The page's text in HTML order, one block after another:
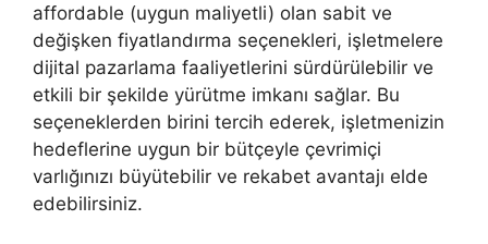
affordable (uygun maliyetli) olan sabit ve
değişken fiyatlandırma seçenekleri, işletmelere
dijital pazarlama faaliyetlerini sürdürülebilir ve
etkili bir şekilde yürütme imkanı sağlar. Bu
seçeneklerden birini tercih ederek, işletmenizin
hedeflerine uygun bir bütçeyle çevrimiçi
varlığınızı büyütebilir ve rekabet avantajı elde
edebilirsiniz.